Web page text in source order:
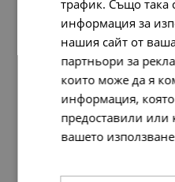
Pandora Колие
трафик. Също така
информация за
нашия сайт от
партньори за
които може да я
информация,
предоставили или
вашето